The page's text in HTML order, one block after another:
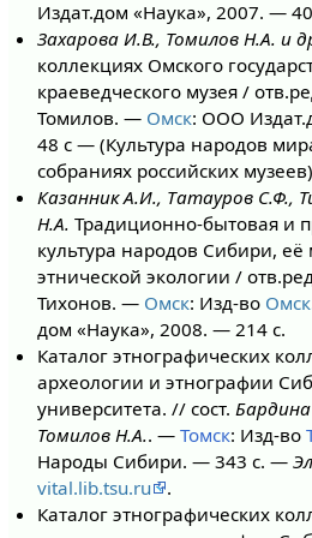
Издат.дом «Наука», 2007. —
Захарова И.В., Томилов Н.А. и
коллекциях Омского
краеведческого музея /
Томилов. — Омск: ООО
48 с — (Культура народов
собраниях российских
Казанник А.И., Татауров С.Ф.,
Н.А. Традиционно-бытовая и
культура народов Сибири, её
этнической экологии /
Тихонов. — Омск: Изд-во
дом «Наука», 2008. — 214 с.
Каталог этнографических
археологии и этнографии
университета. // сост.
Томилов Н.А.. —Томск: Изд-во
Народы Сибири. — 343 с. —
vital.lib.tsu.ru
.
Каталог этнографических